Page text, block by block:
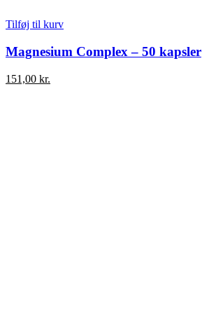
Tilføj til kurv
Magnesium Complex – 50 kapsler
151,00 kr.